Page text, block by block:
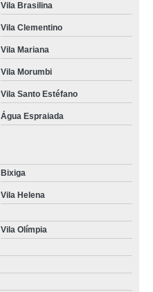
Vila Brasilina
Vila Clementino
Vila Mariana
Vila Morumbi
Vila Santo Estéfano
Água Espraiada
Bixiga
Vila Helena
Vila Olímpia